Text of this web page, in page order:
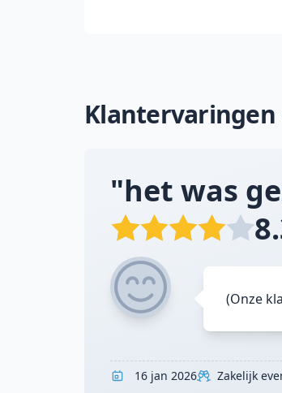
Klantervaringen
"het was
(Onze
16 jan 2026 Zakelijk